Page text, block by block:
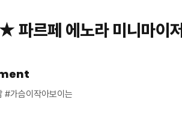
르페 에노라 미니마이
#가슴이작아보이는